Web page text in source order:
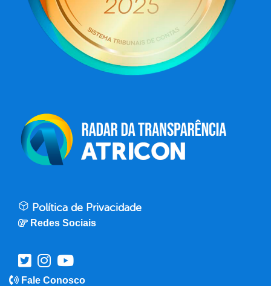
Política de Privacidade
Redes Sociais
Fale Conosco